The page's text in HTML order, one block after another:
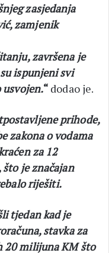
zasjedanja
zamjenik
završena je
ispunjeni svi
usvojen.“ dodao je.
prihode,
zakona o vodama
za 12
je značajan
riješiti.
tjedan kad je
stavka za
20 milijuna KM što